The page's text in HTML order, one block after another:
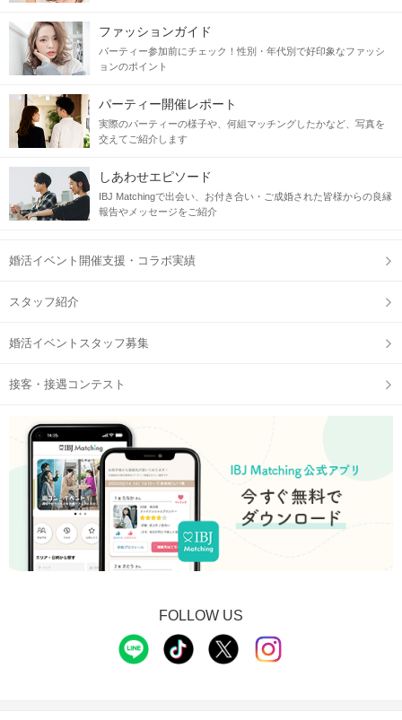
ファッションガイド
パーティー参加前にチェック！性別・年代別で好印象なファッシ
ョンのポイント
パーティー開催レポート
実際のパーティーの様子や、何組マッチングしたかなど、写真を
交えてご紹介します
しあわせエピソード
IBJ Matchingで出会い、お付き合い・ご成婚された皆様からの良縁
報告やメッセージをご紹介
婚活イベント開催支援・コラボ実績
スタッフ紹介
婚活イベントスタッフ募集
接客・接遇コンテスト
FOLLOW US